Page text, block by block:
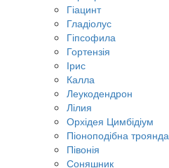
Гіацинт
Гладіолус
Гіпсофила
Гортензія
Ірис
Калла
Леукодендрон
Лілия
Орхідея Цимбідіум
Піоноподібна троянда
Півонія
Соняшник